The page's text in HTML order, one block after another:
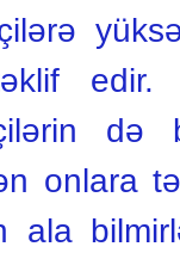
edir.
də
onlara
ala